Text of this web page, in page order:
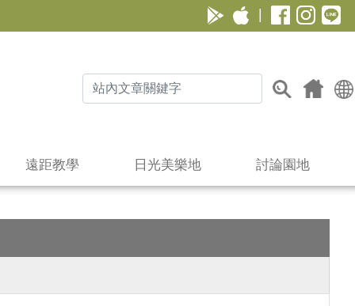
遠距教學 日光美樂地 討論園地